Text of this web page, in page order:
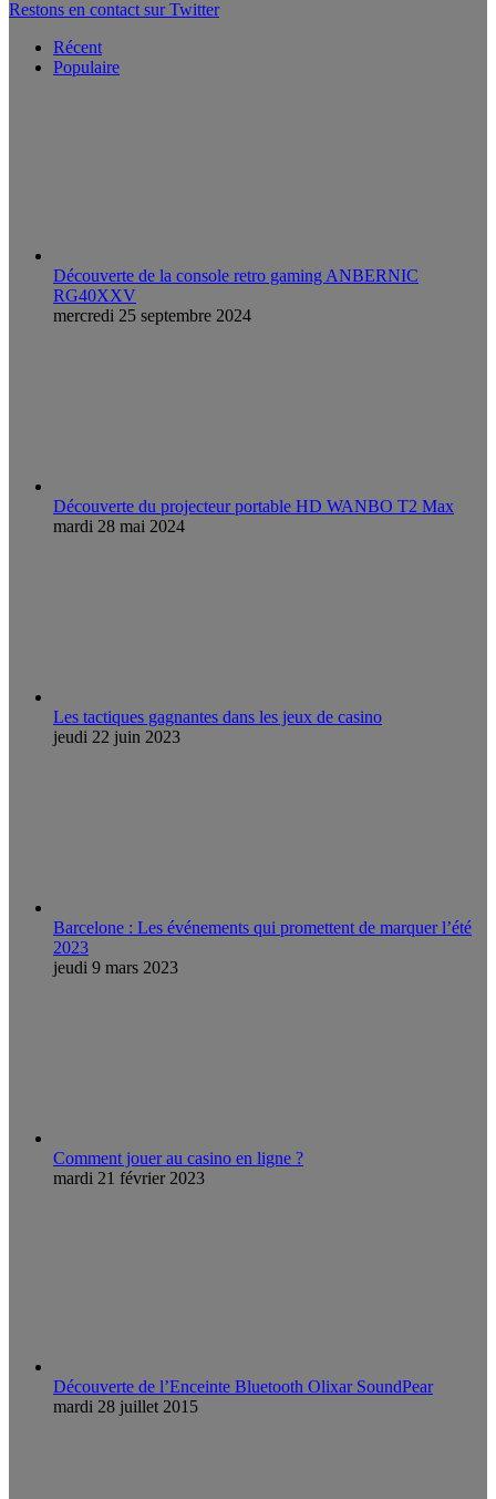
Restons en contact sur Twitter
Récent
Populaire
Découverte de la console retro gaming ANBERNIC
RG40XXV
mercredi 25 septembre 2024
Découverte du projecteur portable HD WANBO T2 Max
mardi 28 mai 2024
Les tactiques gagnantes dans les jeux de casino
jeudi 22 juin 2023
Barcelone : Les événements qui promettent de marquer l’été
2023
jeudi 9 mars 2023
Comment jouer au casino en ligne ?
mardi 21 février 2023
Découverte de l’Enceinte Bluetooth Olixar SoundPear
mardi 28 juillet 2015